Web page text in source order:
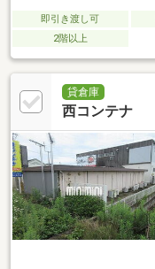
即引き渡し可
2階以上
貸倉庫
西コンテナ